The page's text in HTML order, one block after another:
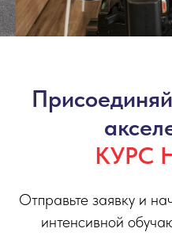
КУРС
Отправьте заявку и
интенсивной